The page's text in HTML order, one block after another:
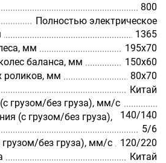
800
Полностью электрическое
1365
мм
195х70
баланса, мм
150х60
роликов, мм
80х70
Китай
грузом/без груза), мм/с
140/140
(с грузом/без груза),
5/6
без груза), мм/с
120/220
Китай